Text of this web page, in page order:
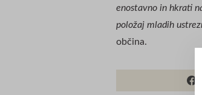
enostavno in hkrati
položaj mladih
občina.